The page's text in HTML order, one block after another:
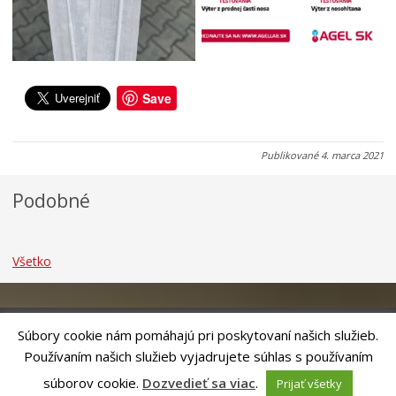
Save
Publikované 4. marca 2021
Podobné
u
0
7
0
8
6
e
3
1
0
7
6
i
3
1
0
7
6
Všetko
RiešenieANTIK SMART CITY
| Technický prevádzkovateľ – MVI
Technology, s.r.o.
Správca webového sídla: Mesto Levoča, Námestie Majstra Pavla 4, 054 01
Súbory cookie nám pomáhajú pri poskytovaní našich služieb.
Používaním našich služieb vyjadrujete súhlas s používaním
súborov cookie. Dozvedieť sa viac. Prijať všetky